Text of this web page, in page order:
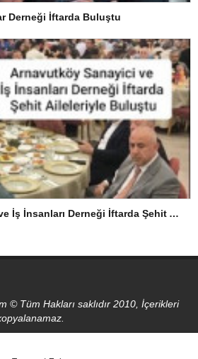
Derneği İftarda Buluştu
Arnavutköy Sanayici ve İş İnsanları Derneği İftarda Şehit Aileleriyle Buluştu
© Tüm Hakları saklıdır 2010, İçerikleri